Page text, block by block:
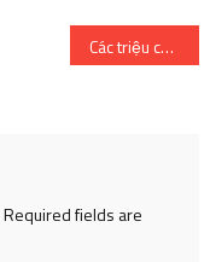
Các triệu chứng cảnh báo viêm xương khớp khởi phát sớm
Required fields are